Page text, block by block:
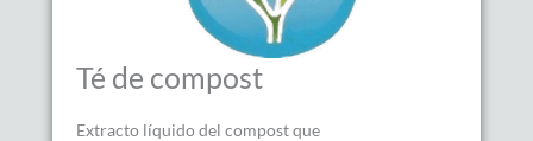
Té de compost
Extracto líquido del compost que